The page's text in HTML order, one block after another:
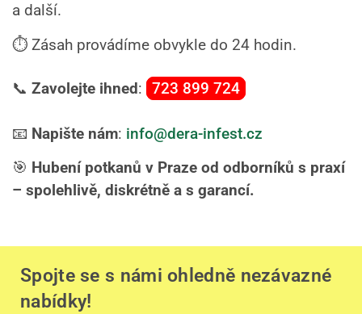
a další.
⏱️ Zásah provádíme obvykle do 24 hodin.
📞 Zavolejte ihned: 723 899 724
📧 Napište nám: info@dera-infest.cz
🎯 Hubení potkanů v Praze od odborníků s praxí
– spolehlivě, diskrétně a s garancí.
Spojte se s námi ohledně nezávazné
nabídky!